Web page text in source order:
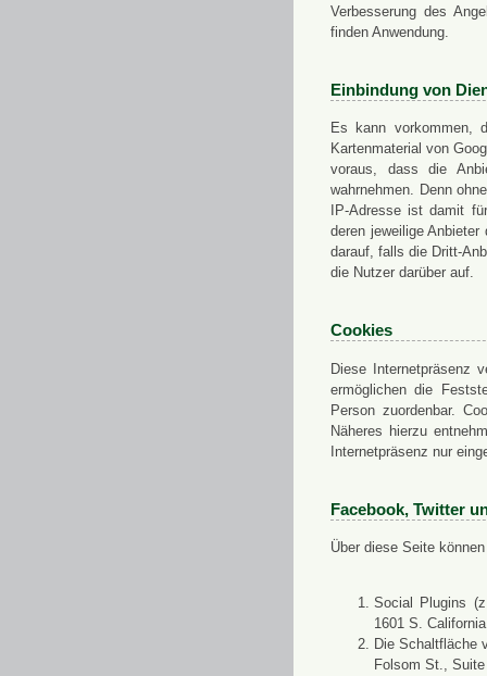
Verbesserung des
finden Anwendung.
Einbindung von
Es kann vorkommen,
Kartenmaterial von
voraus, dass die
wahrnehmen. Denn
IP-Adresse ist damit
deren jeweilige
darauf, falls die Dritt-
die Nutzer darüber auf.
Cookies
Diese Internetpräsenz
ermöglichen die
Person zuordenbar.
Näheres hierzu
Internetpräsenz nur
Facebook, Twitter
Über diese Seite
Social Plugins
1601 S.
Die Schaltfläche
Folsom St.,